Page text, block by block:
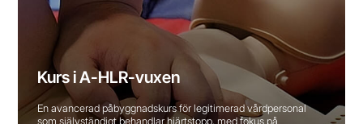
Kurs i A-HLR-vuxen
En avancerad påbyggnadskurs för legitimerad vårdpersonal
som självständigt behandlar hjärtstopp, med fokus på